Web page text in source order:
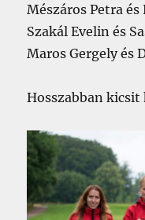
Mészáros Petra
Szakál Evelin és
Maros Gergely és
Hosszabban kicsit